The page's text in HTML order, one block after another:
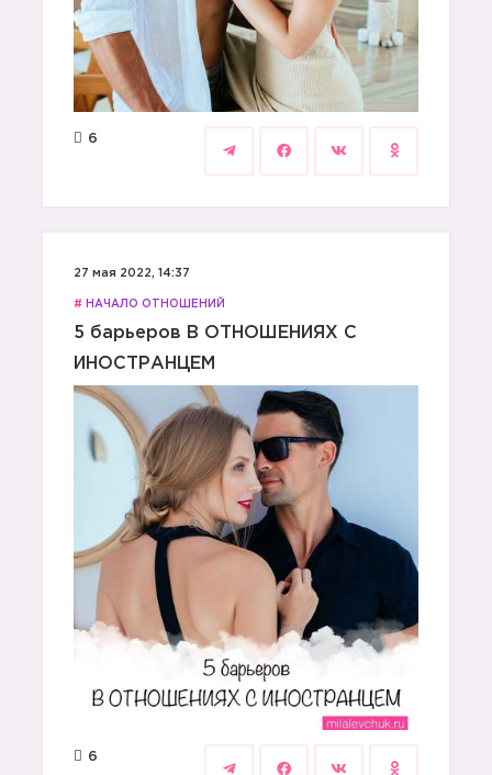
6
27 мая 2022, 14:37
# НАЧАЛО ОТНОШЕНИЙ
5 барьеров В ОТНОШЕНИЯХ С
ИНОСТРАНЦЕМ
6